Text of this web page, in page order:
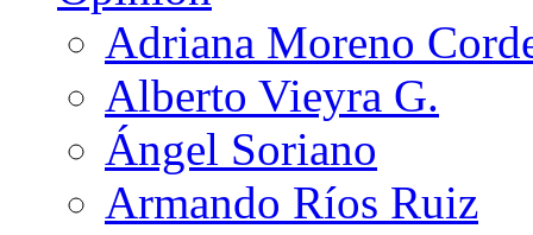
Adriana Moreno
Alberto Vieyra G.
Ángel Soriano
Armando Ríos Ruiz